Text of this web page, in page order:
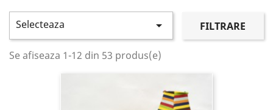
Selecteaza  FILTRARE
Se afiseaza 1-12 din 53 produs(e)